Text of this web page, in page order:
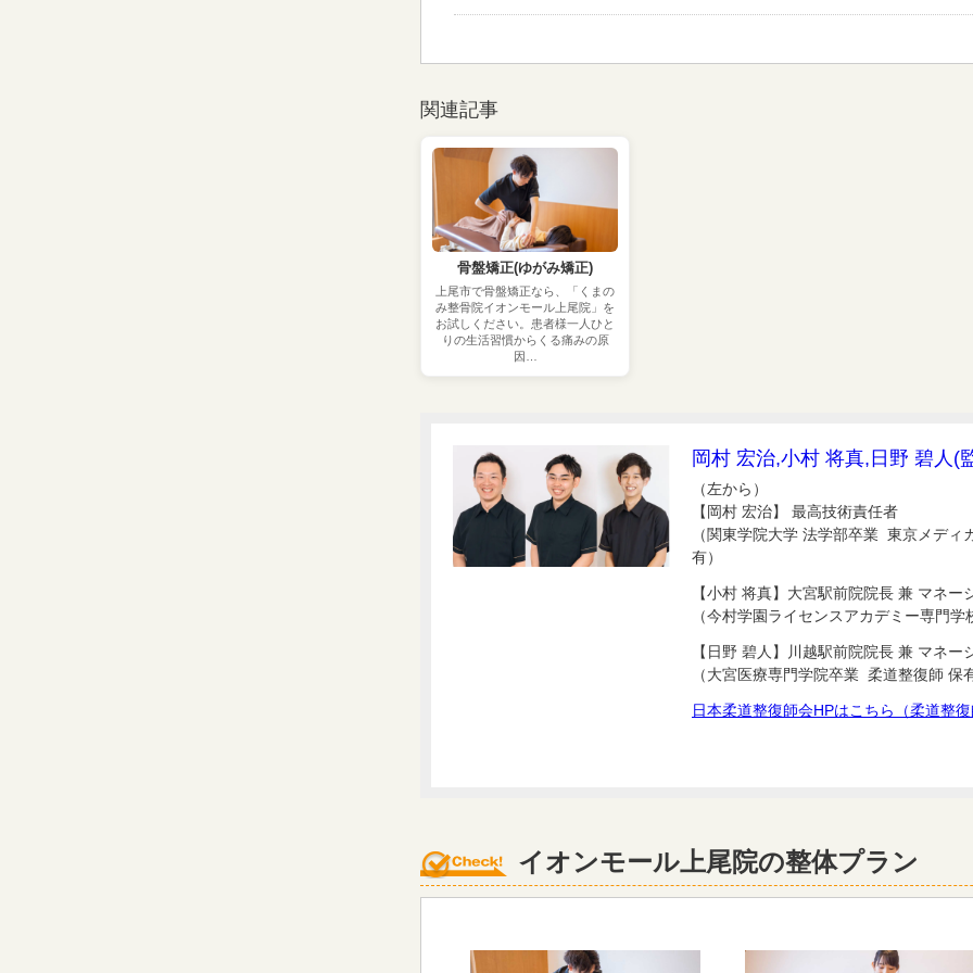
関連記事
骨盤矯正(ゆがみ矯正)
上尾市で骨盤矯正なら、「くまの
み整骨院イオンモール上尾院」を
お試しください。患者様一人ひと
りの生活習慣からくる痛みの原
因…
岡村 宏治,小村 将真,日野 碧人(
（左から）
【岡村 宏治】 最高技術責任者
（関東学院大学 法学部卒業 東京メデ
有）
【小村 将真】大宮駅前院院長 兼 マネー
（今村学園ライセンスアカデミー専門
【日野 碧人】川越駅前院院長 兼 マネー
（大宮医療専門学院卒業 柔道整復師 保
日本柔道整復師会HPはこちら（柔道整
イオンモール上尾院の整体プラン